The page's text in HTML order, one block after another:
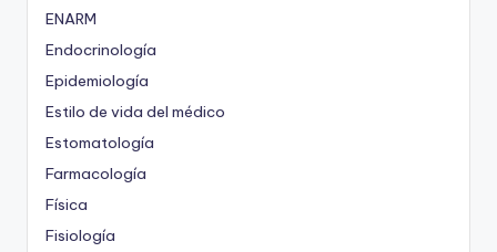
ENARM
Endocrinología
Epidemiología
Estilo de vida del médico
Estomatología
Farmacología
Física
Fisiología